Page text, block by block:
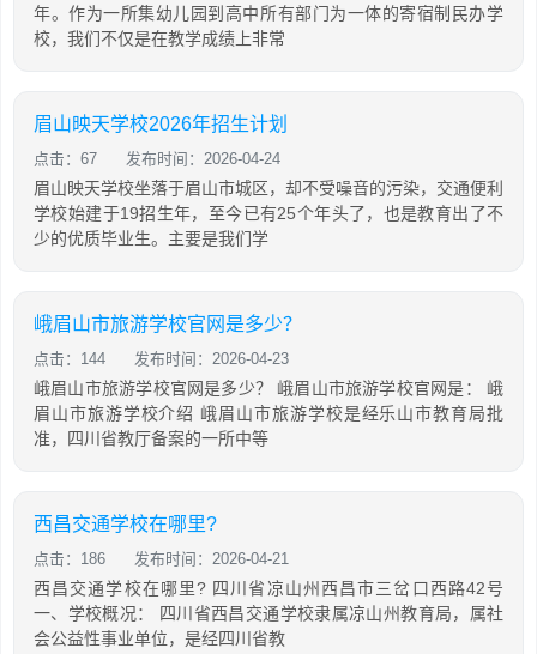
年。作为一所集幼儿园到高中所有部门为一体的寄宿制民办学
校，我们不仅是在教学成绩上非常
眉山映天学校2026年招生计划
点击：67 发布时间：2026-04-24
眉山映天学校坐落于眉山市城区，却不受噪音的污染，交通便利
学校始建于19招生年，至今已有25个年头了，也是教育出了不
少的优质毕业生。主要是我们学
峨眉山市旅游学校官网是多少？
点击：144 发布时间：2026-04-23
峨眉山市旅游学校官网是多少？ 峨眉山市旅游学校官网是： 峨
眉山市旅游学校介绍 峨眉山市旅游学校是经乐山市教育局批
准，四川省教厅备案的一所中等
西昌交通学校在哪里?
点击：186 发布时间：2026-04-21
西昌交通学校在哪里? 四川省凉山州西昌市三岔口西路42号
一、学校概况： 四川省西昌交通学校隶属凉山州教育局，属社
会公益性事业单位，是经四川省教